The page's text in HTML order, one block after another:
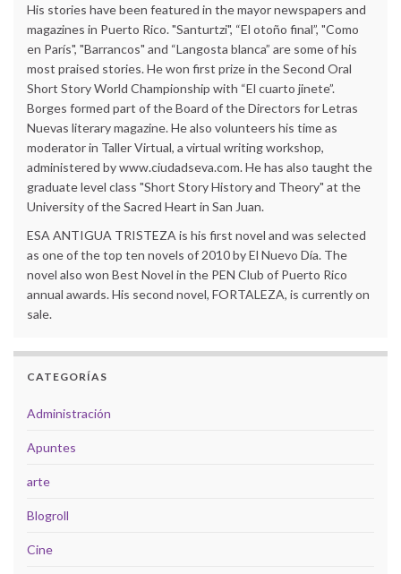
His stories have been featured in the mayor newspapers and
magazines in Puerto Rico. "Santurtzi", “El otoño final”, "Como
en París", "Barrancos" and “Langosta blanca” are some of his
most praised stories. He won first prize in the Second Oral
Short Story World Championship with “El cuarto jinete”.
Borges formed part of the Board of the Directors for Letras
Nuevas literary magazine. He also volunteers his time as
moderator in Taller Virtual, a virtual writing workshop,
administered by www.ciudadseva.com. He has also taught the
graduate level class "Short Story History and Theory" at the
University of the Sacred Heart in San Juan.
ESA ANTIGUA TRISTEZA is his first novel and was selected
as one of the top ten novels of 2010 by El Nuevo Día. The
novel also won Best Novel in the PEN Club of Puerto Rico
annual awards. His second novel, FORTALEZA, is currently on
sale.
CATEGORÍAS
Administración
Apuntes
arte
Blogroll
Cine